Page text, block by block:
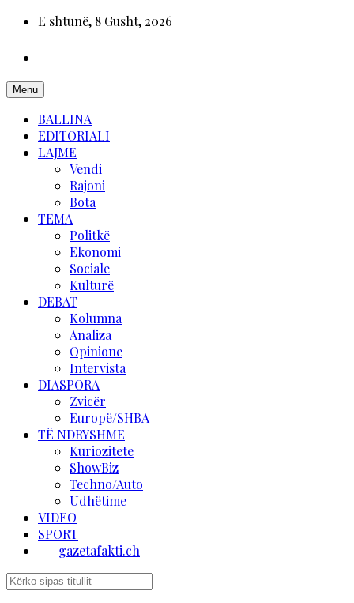
E shtunë, 8 Gusht, 2026
Menu
BALLINA
EDITORIALI
LAJME
Vendi
Rajoni
Bota
TEMA
Politkë
Ekonomi
Sociale
Kulturë
DEBAT
Kolumna
Analiza
Opinione
Intervista
DIASPORA
Zvicër
Europë/SHBA
TË NDRYSHME
Kuriozitete
ShowBiz
Techno/Auto
Udhëtime
VIDEO
SPORT
gazetafakti.ch